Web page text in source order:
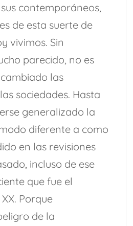
contemporáneos,
de esta suerte de
vivimos. Sin
parecido, no es
las
sociedades. Hasta
generalizado la
diferente a como
en las revisiones
incluso de ese
que fue el
Porque
de la